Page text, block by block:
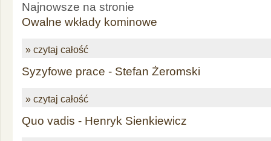
Najnowsze na stronie
Owalne wkłady kominowe
» czytaj całość
Syzyfowe prace - Stefan Żeromski
» czytaj całość
Quo vadis - Henryk Sienkiewicz